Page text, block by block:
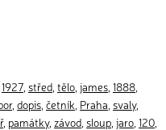
1927 střed tělo james 1888
, dopis četník Praha svaly,
, památky, závod sloup jaro 120